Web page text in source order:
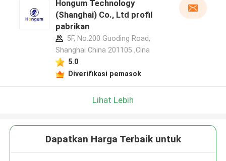
Hongum Technology
(Shanghai) Co., Ltd profil
pabrikan
5F, No.200 Guoding Road,
Shanghai China 201105 ,Cina
5.0
Diverifikasi pemasok
Lihat Lebih
Dapatkan Harga Terbaik untuk